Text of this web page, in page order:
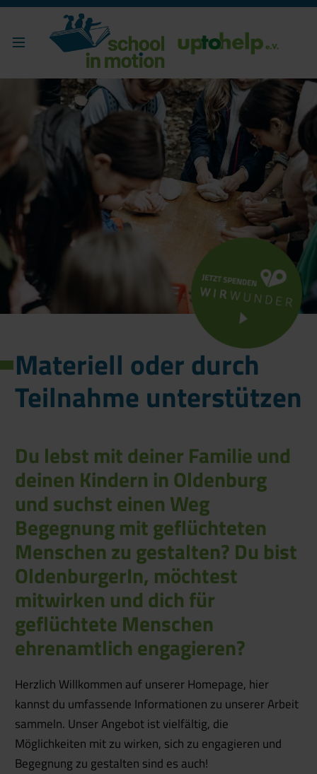
Materiell oder durch
Teilnahme unterstützen
Du lebst mit deiner Familie und
deinen Kindern in Oldenburg
und suchst einen Weg
Begegnung mit geflüchteten
Menschen zu gestalten? Du bist
OldenburgerIn, möchtest
mitwirken und dich für
geflüchtete Menschen
ehrenamtlich engagieren?
Herzlich Willkommen auf unserer Homepage, hier
kannst du umfassende Informationen zu unserer Arbeit
sammeln. Unser Angebot ist vielfältig, die
Möglichkeiten mit zu wirken, sich zu engagieren und
Begegnung zu gestalten sind es auch!